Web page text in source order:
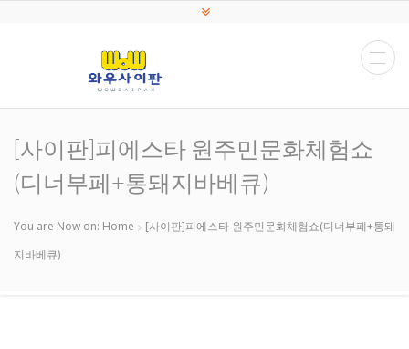
[사이판]피에스타 원주민문화체험쇼
(디너부페+통돼지바베큐)
You are Now on: Home
[사이판]피에스타 원주민문화체험쇼(디너부페+통돼
지바베큐)